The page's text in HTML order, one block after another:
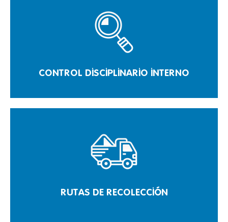
CONTROL DISCIPLINARIO INTERNO
RUTAS DE RECOLECCIÓN